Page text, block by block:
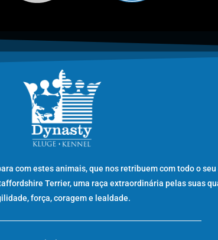
com estes animais, que nos retribuem com todo o
Terrier, uma raça extraordinária pelas suas
força, coragem e lealdade.